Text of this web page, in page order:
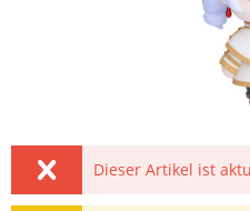
Dieser Artikel ist